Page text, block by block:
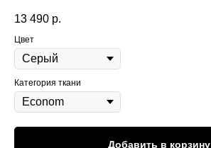
13 490 р.
Цвет
Категория ткани
Добавить в корзину